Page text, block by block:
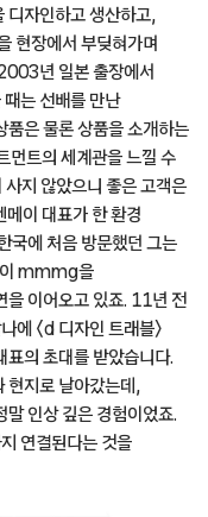
때 어떤 인상을
한 디자인 관점에서 문화
정보가 아닌 관점을
깊이가 점점 깊어진다고
자인 철학에 매료된
시작하면서 당시 흔치
디자인하고 생산하고,
현장에서 부딪혀가며
년 일본 출장에서
는 선배를 만난
은 물론 상품을 소개하는